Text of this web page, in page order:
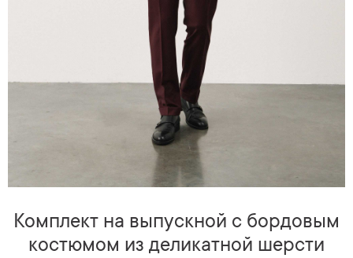
Комплект на выпускной с бордовым
костюмом из деликатной шерсти